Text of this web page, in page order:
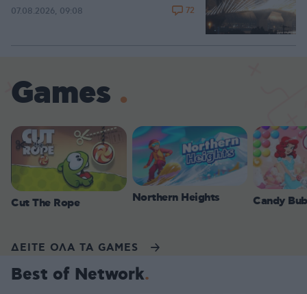
07.08.2026, 09:08 72
Games
Cut The Rope Northern Heights Candy
ΔΕΙΤΕ ΟΛΑ ΤΑ GAMES
Best of Network